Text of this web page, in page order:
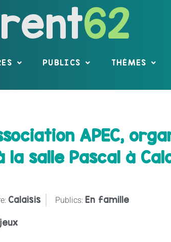
62
PUBLICS THÈMES
APEC,
la salle Pascal à
Calaisis Publics: En famille
jeux